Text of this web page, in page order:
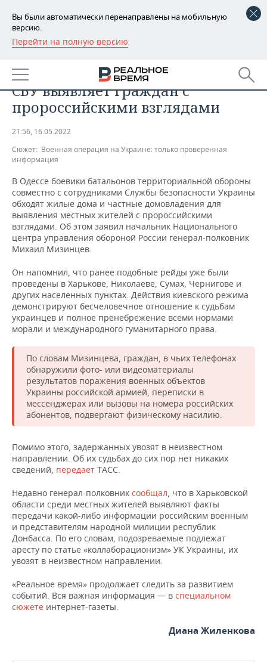
Вы были автоматически перенаправлены на мобильную
версию.
Перейти на полную версию
РЕГИОНЫ
БАШКОРТОСТАН
ТАТАРСТАН
НОВОСТИ
АНАЛИТИКА
ДЕКЛАРАЦИИ О ДОХОДАХ
КОРОЛИ ГОСЗАКАЗА ПФО
ВУЗЫ ТАТАРСТАНА
КОМУ ПРИНАДЛЕЖАТ
ТОРГОВЫЕ ЦЕНТРЫ
ТАТАРСТАНА
НОВОСТИ ЭКОНОМИКИ
ФИНАНСЫ
БАНКИ
БЮДЖЕТ
ПРОМЫШЛЕННОСТЬ
НОВОСТИ
ПРОМЫШЛЕННОСТИ
АГРОПРОМ
МАШИНОСТРОЕНИЕ
НЕФТЕХИМИЯ
НЕФТЬ
ОПК
ЭНЕРГЕТИКА
НЕДВИЖИМОСТЬ
НОВОСТИ НЕДВИЖИМОСТИ
АВТО
НОВОСТИ АВТО
БИЗНЕС
РОЗНИЧНАЯ ТОРГОВЛЯ
ТРАНСПОРТ
УСЛУГИ
НОВОСТИ ТЕХНОЛОГИЙ
IT
МЕДИА
ТЕЛЕКОММУНИКАЦИИ
МЕРОПРИЯТИЯ
НОВОСТИ МЕРОПРИЯТИЙ
ВЫЕЗДНАЯ РЕДАКЦИЯ
БИЗНЕС-БРАНЧИ
ONLINE-КОНФЕРЕНЦИИ
ОТКРЫТАЯ ЛЕКЦИЯ
СПОРТ
НОВОСТИ СПОРТА
ФУТБОЛ
ХОККЕЙ
БАСКЕТБОЛ
ВОЛЕЙБОЛ
ФИГУРНОЕ КАТАНИЕ
ВОДНЫЕ ВИДЫ СПОРТА
ХОККЕЙ С МЯЧОМ
ОБЩЕСТВО
НОВОСТИ ОБЩЕСТВА
ВЛАСТЬ
ИНФРАСТРУКТУРА
ИСТОРИЯ
МЕДИЦИНА
ОБРАЗОВАНИЕ
ПРОИСШЕСТВИЯ
ФОТОГАЛЕРЕЯ
СЮЖЕТЫ
СПРАВОЧНИК
СПИСОК ПЕРСОН
ПОЛНАЯ ВЕРСИЯ
Минобороны России: в Одессе
СБУ выявляет граждан с
пророссийскими взглядами
21:56, 16.05.2022
Сюжет: Военная операция на Украине: только проверенная
информация
В Одессе боевики батальонов территориальной обороны
совместно с сотрудниками Службы безопасности Украины
обходят жилые дома и частные домовладения для
выявления местных жителей с пророссийскими
взглядами. Об этом заявил начальник Национального
центра управления обороной России генерал-полковник
Михаил Мизинцев.
Он напомнил, что ранее подобные рейды уже были
проведены в Харькове, Николаеве, Сумах, Чернигове и
других населенных пунктах. Действия киевского режима
демонстрируют бесчеловечное отношение к судьбам
украинцев и полное пренебрежение всеми нормами
морали и международного гуманитарного права.
По словам Мизинцева, граждан, в чьих телефонах
обнаружили фото- или видеоматериалы
результатов поражения военных объектов
Украины российской армией, переписки в
мессенджерах или вызовы на номера российских
абонентов, подвергают физическому насилию.
Помимо этого, задержанных увозят в неизвестном
направлении. Об их судьбах до сих пор нет никаких
сведений, передает ТАСС.
Недавно генерал-полковник сообщал, что в Харьковской
области среди местных жителей выявляют факты
передачи какой-либо информации российским военным
и представителям народной милиции республик
Донбасса. По его словам, подозреваемые подлежат
аресту по статье «коллаборационизм» УК Украины, их
увозят в неизвестном направлении.
«Реальное время» продолжает следить за развитием
событий. Вся важная информация — в специальном
сюжете интернет-газеты.
Диана Жиленкова